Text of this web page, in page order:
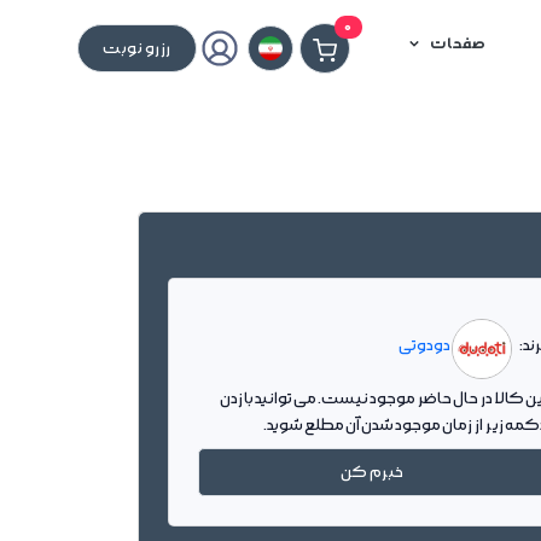
0
رزرو نوبت صفحات
دودوتی
کالا در حال حاضر موجود نیست. می توانید با زدن
زیر از زمان موجود شدن آن مطلع شوید.
خبرم کن